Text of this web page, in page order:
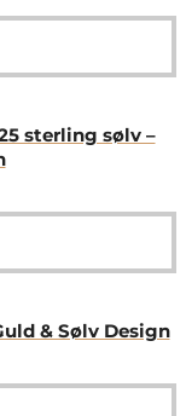
sterling sølv –
& Sølv Design